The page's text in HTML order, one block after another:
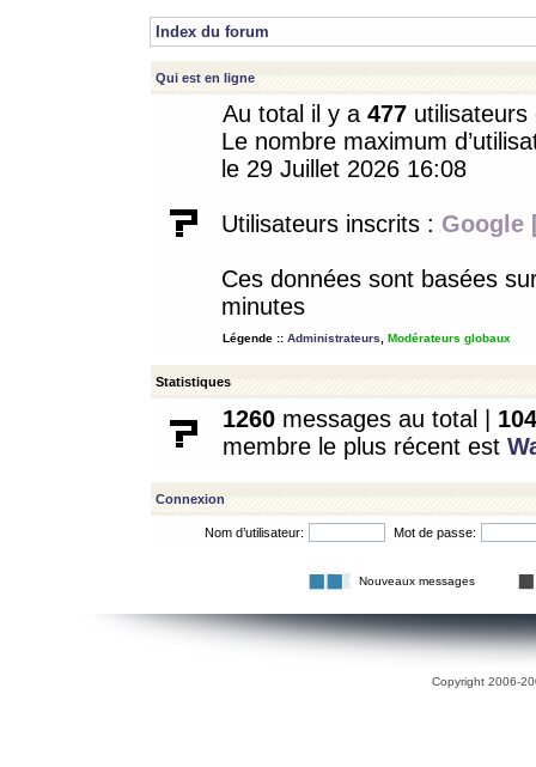
Index du forum
Qui est en ligne
Au total il y a 477
Le nombre maximum
le 29 Juillet 2026 16:08
Utilisateurs inscrits : Google
Ces données sont basées
minutes
Légende :: Administrateurs Modérateurs globaux
Statistiques
1260 messages au total | 104
membre le plus récent est
Connexion
Nom d’utilisateur: Mot de passe:
Nouveaux messages
Copyright 2006-